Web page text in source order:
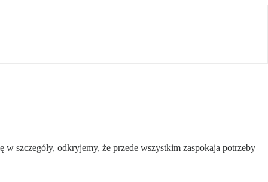
szczegóły, odkryjemy, że przede wszystkim zaspokaja potrzeby